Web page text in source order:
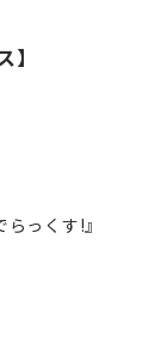
っくす!』